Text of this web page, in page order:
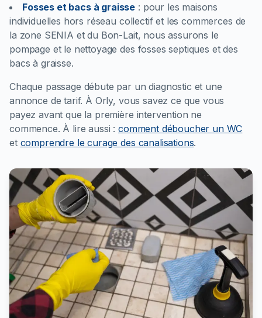
Fosses et bacs à graisse : pour les maisons
individuelles hors réseau collectif et les commerces de
la zone SENIA et du Bon-Lait, nous assurons le
pompage et le nettoyage des fosses septiques et des
bacs à graisse.
Chaque passage débute par un diagnostic et une
annonce de tarif. À Orly, vous savez ce que vous
payez avant que la première intervention ne
commence. À lire aussi : comment déboucher un WC
et comprendre le curage des canalisations.